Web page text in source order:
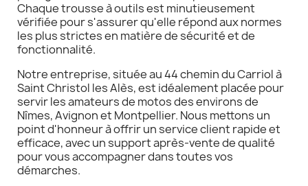
Chaque trousse à outils est minutieusement
vérifiée pour s'assurer qu'elle répond aux normes
les plus strictes en matière de sécurité et de
fonctionnalité.
Notre entreprise, située au 44 chemin du Carriol à
Saint Christol les Alès, est idéalement placée pour
servir les amateurs de motos des environs de
Nîmes, Avignon et Montpellier. Nous mettons un
point d'honneur à offrir un service client rapide et
efficace, avec un support après-vente de qualité
pour vous accompagner dans toutes vos
démarches.